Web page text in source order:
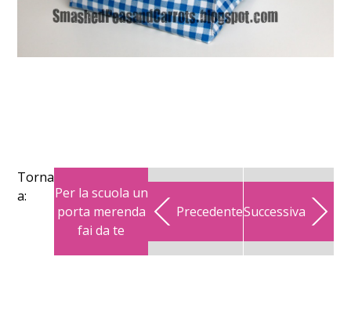
Torna
a:
Per la scuola un
porta merenda
fai da te
PrecedenteSuccessiva